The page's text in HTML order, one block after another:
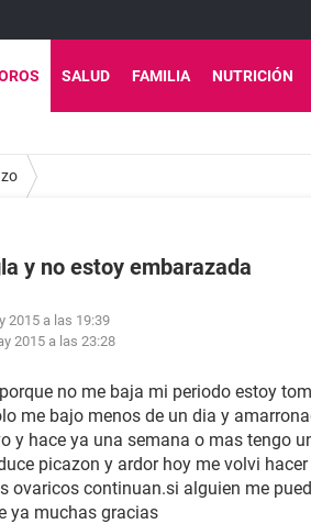
SALUD FAMILIA NUTRICIÓN
y no estoy embarazada
2015 a las 19:39
2015 a las 23:28
no me baja mi periodo estoy
me bajo menos de un dia y
y hace ya una semana o mas tengo
picazon y ardor hoy me volvi
ovaricos continuan.si alguien me
ya muchas gracias